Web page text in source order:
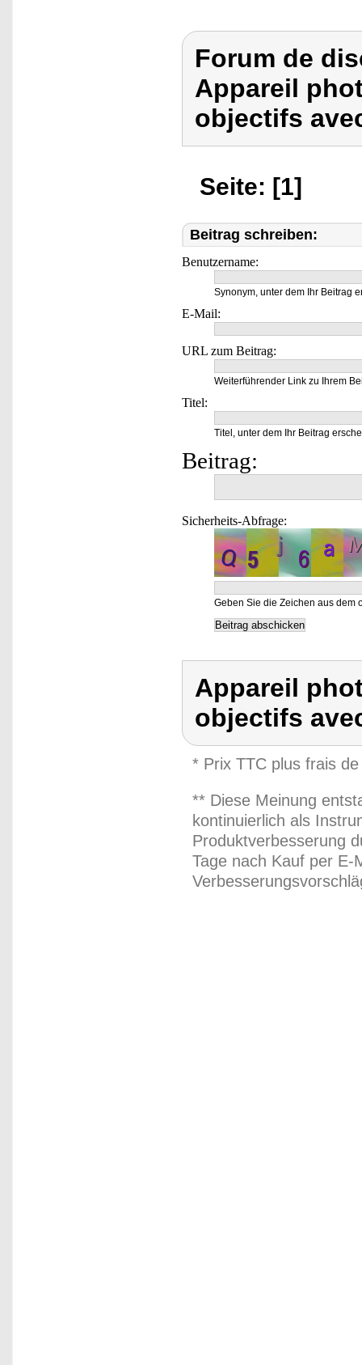
Forum de
Appareil
objectifs
Seite: [1]
Beitrag schreiben:
Benutzername:
Synonym, unter dem Ihr Beitrag
E-Mail:
URL zum Beitrag:
Weiterführender Link zu Ihrem
Titel:
Titel, unter dem Ihr Beitrag
Beitrag:
Sicherheits-Abfrage:
Geben Sie die Zeichen aus dem
Appareil
objectifs
* Prix TTC plus frais
** Diese Meinung
kontinuierlich als
Produktverbesserung
Tage nach Kauf per E-